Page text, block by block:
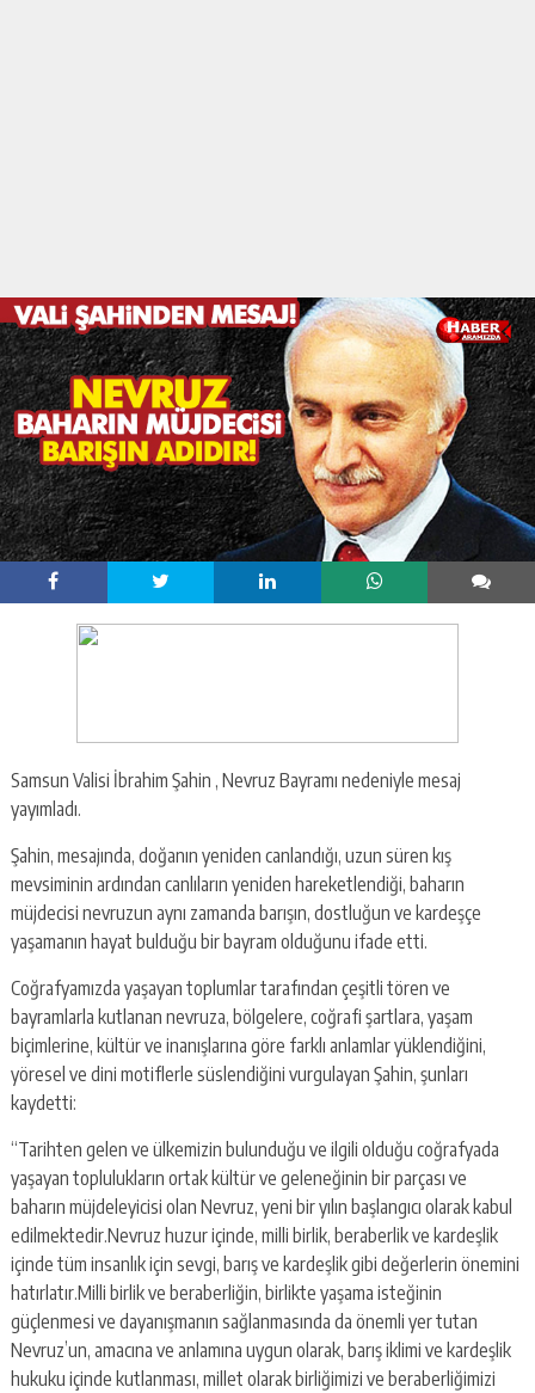
Samsun Valisi İbrahim Şahin , Nevruz Bayramı nedeniyle mesaj
yayımladı.
Şahin, mesajında, doğanın yeniden canlandığı, uzun süren kış
mevsiminin ardından canlıların yeniden hareketlendiği, baharın
müjdecisi nevruzun aynı zamanda barışın, dostluğun ve kardeşçe
yaşamanın hayat bulduğu bir bayram olduğunu ifade etti.
Coğrafyamızda yaşayan toplumlar tarafından çeşitli tören ve
bayramlarla kutlanan nevruza, bölgelere, coğrafi şartlara, yaşam
biçimlerine, kültür ve inanışlarına göre farklı anlamlar yüklendiğini,
yöresel ve dini motiflerle süslendiğini vurgulayan Şahin, şunları
kaydetti:
“Tarihten gelen ve ülkemizin bulunduğu ve ilgili olduğu coğrafyada
yaşayan toplulukların ortak kültür ve geleneğinin bir parçası ve
baharın müjdeleyicisi olan Nevruz, yeni bir yılın başlangıcı olarak kabul
edilmektedir.Nevruz huzur içinde, milli birlik, beraberlik ve kardeşlik
içinde tüm insanlık için sevgi, barış ve kardeşlik gibi değerlerin önemini
hatırlatır.Milli birlik ve beraberliğin, birlikte yaşama isteğinin
güçlenmesi ve dayanışmanın sağlanmasında da önemli yer tutan
Nevruz’un, amacına ve anlamına uygun olarak, barış iklimi ve kardeşlik
hukuku içinde kutlanması, millet olarak birliğimizi ve beraberliğimizi